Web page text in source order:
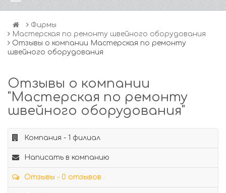
Фирмы
Мастерская по ремонту швейного оборудования
Отзывы о компании Мастерская по ремонту
швейного оборудования
Отзывы о компании
"Мастерская по ремонту
швейного оборудования"
Компания - 1 филиал
Написать в компанию
Отзывы - 0 отзывов